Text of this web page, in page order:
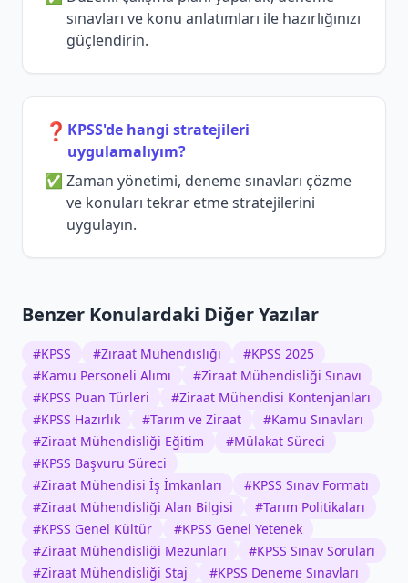
sınavları ve konu anlatımları ile hazırlığınızı
güçlendirin.
❓ KPSS'de hangi stratejileri
uygulamalıyım?
Zaman yönetimi, deneme sınavları çözme
ve konuları tekrar etme stratejilerini
uygulayın.
Benzer Konulardaki Diğer Yazılar
#KPSS #Ziraat Mühendisliği #KPSS 2025
#Kamu Personeli Alımı #Ziraat Mühendisliği Sınavı
#KPSS Puan Türleri #Ziraat Mühendisi Kontenjanları
#KPSS Hazırlık #Tarım ve Ziraat #Kamu Sınavları
#Ziraat Mühendisliği Eğitim #Mülakat Süreci
#KPSS Başvuru Süreci
#Ziraat Mühendisi İş İmkanları #KPSS Sınav Formatı
#Ziraat Mühendisliği Alan Bilgisi #Tarım Politikaları
#KPSS Genel Kültür #KPSS Genel Yetenek
#Ziraat Mühendisliği Mezunları #KPSS Sınav Soruları
#Ziraat Mühendisliği Staj #KPSS Deneme Sınavları